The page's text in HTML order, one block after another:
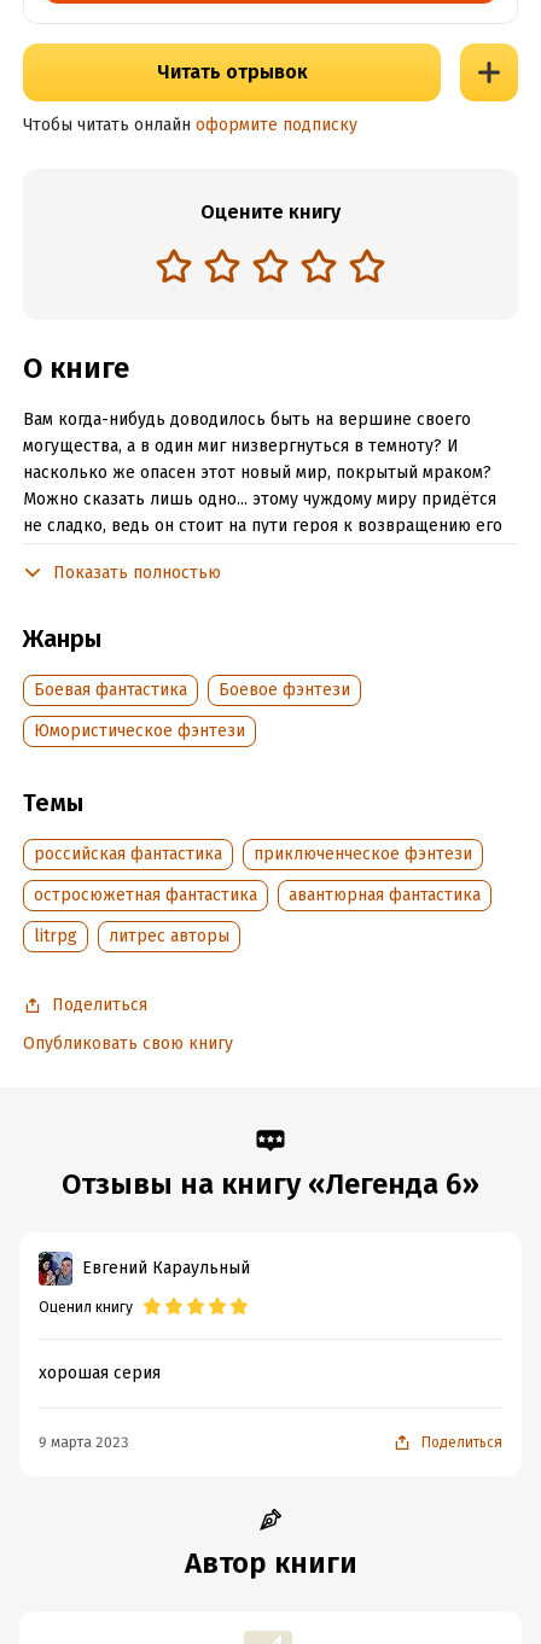
Читать отрывок
Чтобы читать онлайн оформите подписку
Оцените книгу
О книге
Вам когда-нибудь доводилось быть на вершине своего
могущества, а в один миг низвергнуться в темноту? И
насколько же опасен этот новый мир, покрытый мраком?
Можно сказать лишь одно... этому чуждому миру придётся
не сладко, ведь он стоит на пути героя к возвращению его
Подробная информация
Объем:301791
Год издания:2025
Время на чтение:
Показать полностью
Жанры
Боевая фантастика
Боевое фэнтези
Юмористическое фэнтези
Темы
российская фантастика
приключенческое фэнтези
остросюжетная фантастика
авантюрная фантастика
litrpg
литрес авторы
Поделиться
Опубликовать свою книгу
Отзывы на книгу «Легенда 6»
Евгений Караульный
Оценил книгу
хорошая серия
9 марта 2023 Поделиться
Автор книги